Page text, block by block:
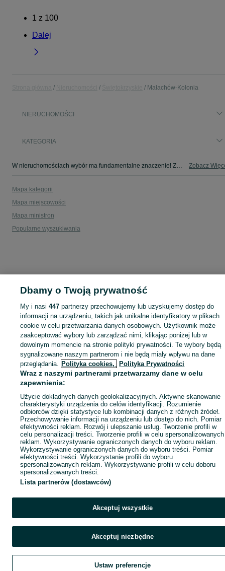
1 z 100
Dalej
Małachów-Kolonia
NIERUCHOMOŚCI
KATEGORIA
W nieruchomościach wybór ma fundamentalne znaczenie! Znajdź wymarzony lokal w kategorii Nieruchomości na OLX - Małachów-Kolonia i okolice! Zobacz
Mapa kategorii
Mapa miejscowości
Mapa ministron
Popularne wyszukiwania
Dbamy o Twoją prywatność
My i nasi447 partnerzy przechowujemy lub uzyskujemy dostęp do
informacji na urządzeniu, takich jak unikalne identyfikatory w plikach
cookie w celu przetwarzania danych osobowych. Użytkownik może
zaakceptować wybory lub zarządzać nimi, klikając poniżej lub w
dowolnym momencie na stronie polityki prywatności. Te wybory będą
sygnalizowane naszym partnerom i nie będą miały wpływu na dane
przeglądania. Polityka cookies, Polityka Prywatności
Wraz z naszymi partnerami przetwarzamy dane w celu
zapewnienia:
Użycie dokładnych danych geolokalizacyjnych. Aktywne skanowanie
charakterystyki urządzenia do celów identyfikacji. Rozumienie
odbiorców dzięki statystyce lub kombinacji danych z różnych źródeł.
Przechowywanie informacji na urządzeniu lub dostęp do nich. Pomiar
efektywności reklam. Rozwój i ulepszanie usług. Tworzenie profili w
celu personalizacji treści. Tworzenie profili w celu spersonalizowanych
reklam. Wykorzystywanie ograniczonych danych do wyboru reklam.
Wykorzystywanie ograniczonych danych do wyboru treści. Pomiar
efektywności treści. Wykorzystanie profili do wyboru
spersonalizowanych reklam. Wykorzystywanie profili w celu doboru
spersonalizowanych treści.
Lista partnerów (dostawców)
Akceptuj wszystkie
Akceptuj niezbędne
Ustaw preferencje